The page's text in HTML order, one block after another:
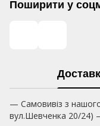
Поширити у
— Самовивіз з
вул.Шевченка 20/24)